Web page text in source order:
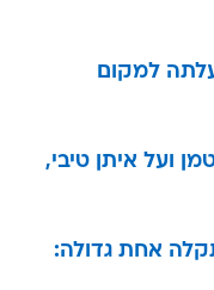
שעלתה למקום
ועל איתן טיבי,
אחת גדולה: